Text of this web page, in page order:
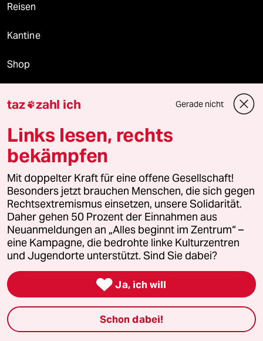
Reisen
Kantine
Shop
Fragen & Hilfe
Feedback
Aboservice
ePaper Login
Downloads für Abonnierende
© 2026 taz Verlags und Vertriebs GmbH
Alle Rechte vorbehalten. Bei rechtlichen Fragen oder für Genehmigungen
taz zahl ich Gerade nicht
Links lesen, rechts
bekämpfen
Mit doppelter Kraft für eine offene Gesellschaft!
Besonders jetzt brauchen Menschen, die sich gegen
Rechtsextremismus einsetzen, unsere Solidarität.
Daher gehen 50 Prozent der Einnahmen aus
Neuanmeldungen an „Alles beginnt im Zentrum“ –
eine Kampagne, die bedrohte linke Kulturzentren
und Jugendorte unterstützt. Sind Sie dabei?
 Ja, ich will
Schon dabei!